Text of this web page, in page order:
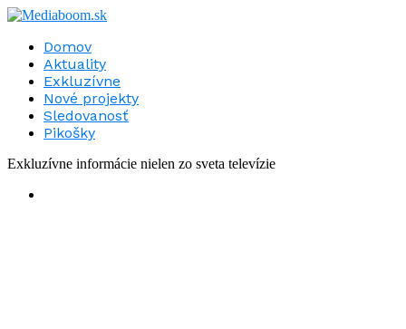
Domov
Aktuality
Exkluzívne
Nové projekty
Sledovanosť
Pikošky
Exkluzívne informácie nielen zo sveta televízie